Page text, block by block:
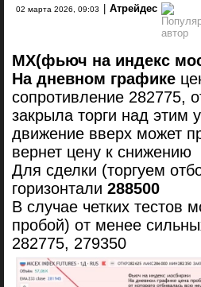
02 марта 2026, 09:03 Атрейдес
MX(фьюч на индекс
На дневном графике
сопротивление 282775,
закрыла торги над этим
движение вверх может
вернет цену к снижению
Для сделки (торгуем
горизонтали 288500
В случае четких тестов
пробой) от менее
282775, 279350